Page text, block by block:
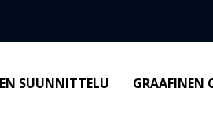
SUUNNITTELU GRAAFINEN